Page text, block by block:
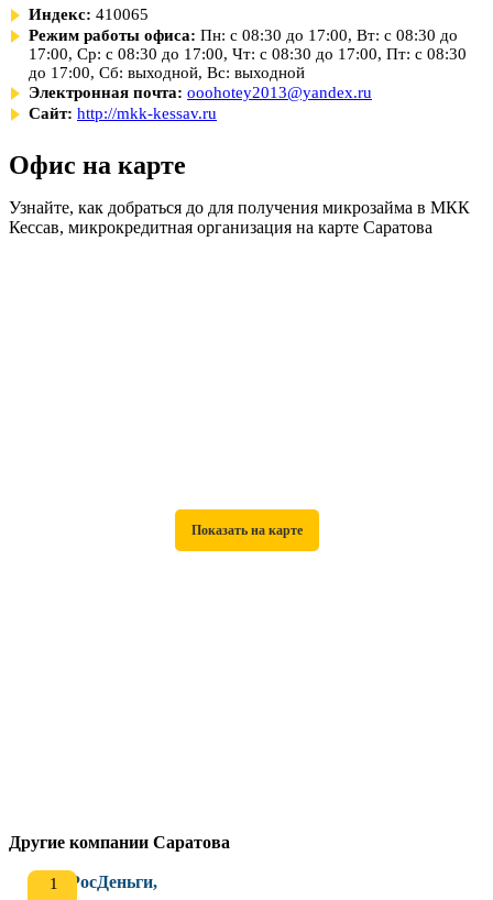
Индекс: 410065
Режим работы офиса: Пн: с 08:30 до 17:00, Вт: с 08:30 до
17:00, Ср: с 08:30 до 17:00, Чт: с 08:30 до 17:00, Пт: с 08:30
до 17:00, Сб: выходной, Вс: выходной
Электронная почта: ooohotey2013@yandex.ru
Сайт: http://mkk-kessav.ru
Офис на карте
Узнайте, как добраться до для получения микрозайма в МКК
Кессав, микрокредитная организация на карте Саратова
Другие компании Саратова
РосДеньги,